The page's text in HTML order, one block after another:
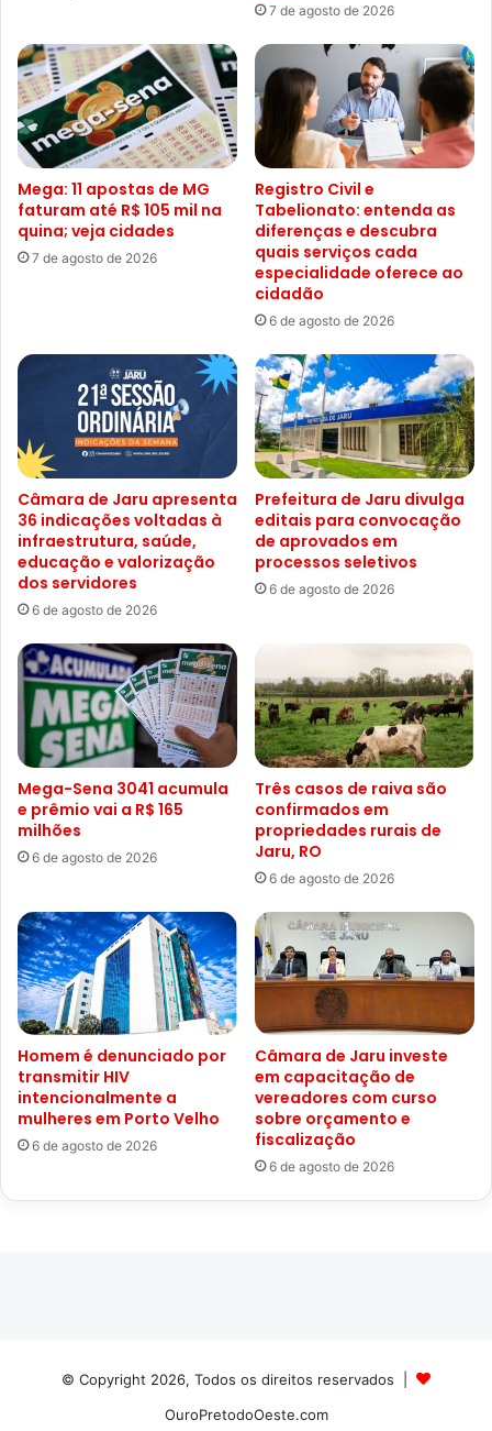
7 de agosto de 2026
Mega: 11 apostas de MG
faturam até R$ 105 mil na
quina; veja cidades
7 de agosto de 2026
Registro Civil e
Tabelionato: entenda as
diferenças e descubra
quais serviços cada
especialidade oferece ao
cidadão
6 de agosto de 2026
Câmara de Jaru apresenta
36 indicações voltadas à
infraestrutura, saúde,
educação e valorização
dos servidores
6 de agosto de 2026
Prefeitura de Jaru divulga
editais para convocação
de aprovados em
processos seletivos
6 de agosto de 2026
Mega-Sena 3041 acumula
e prêmio vai a R$ 165
milhões
6 de agosto de 2026
Três casos de raiva são
confirmados em
propriedades rurais de
Jaru, RO
6 de agosto de 2026
Homem é denunciado por
transmitir HIV
intencionalmente a
mulheres em Porto Velho
6 de agosto de 2026
Câmara de Jaru investe
em capacitação de
vereadores com curso
sobre orçamento e
fiscalização
6 de agosto de 2026
© Copyright 2026, Todos os direitos reservados |
OuroPretodoOeste.com